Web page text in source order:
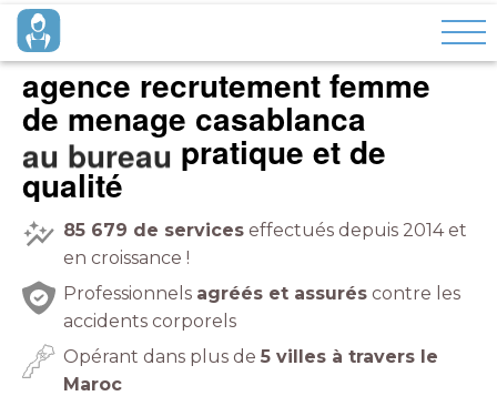
agence recrutement femme
de menage casablanca
pratique et de
qualité
85 679 de services effectués depuis 2014 et
en croissance !
Professionnels agréés et assurés contre les
accidents corporels
Opérant dans plus de 5 villes à travers le
Maroc